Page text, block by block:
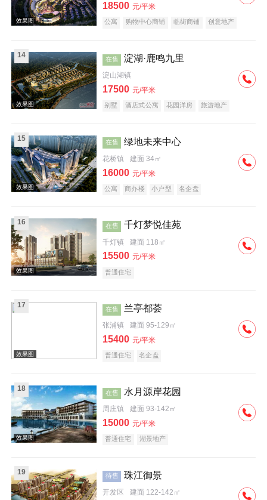
效果图
效果图
18500 元/平米
公寓 购物中心商铺 临街商铺
创意地产
效果图
14 在售 淀湖·鹿鸣九里
淀山湖镇
17500 元/平米
别墅 酒店式公寓 花园洋房 旅游地产
15 在售 绿地未来中心
花桥镇 建面 34㎡
16000 元/平米
公寓 商办楼 小户型 名企盘
16 在售 千灯梦悦佳苑
千灯镇 建面 118㎡
15500 元/平米
普通住宅
17 在售 兰亭都荟
张浦镇 建面 95-129㎡
15400 元/平米
普通住宅 名企盘
18 在售 水月源岸花园
周庄镇 建面 93-142㎡
15000 元/平米
普通住宅 湖景地产
19 待售 珠江御景
开发区 建面 122-142㎡